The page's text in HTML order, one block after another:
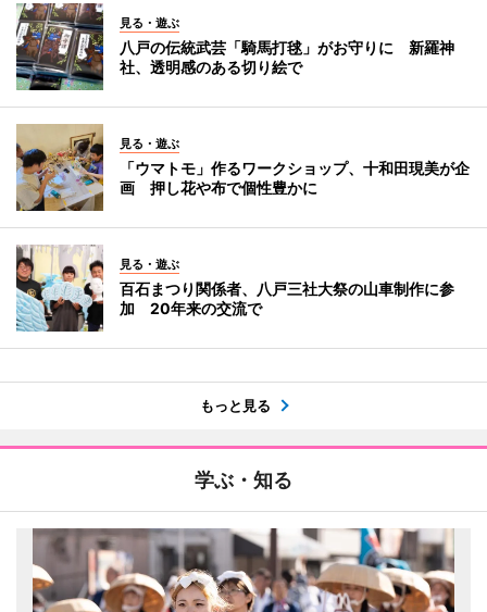
見る・遊ぶ
八戸の伝統武芸「騎馬打毬」がお守りに 新羅神
社、透明感のある切り絵で
見る・遊ぶ
「ウマトモ」作るワークショップ、十和田現美が企
画 押し花や布で個性豊かに
見る・遊ぶ
百石まつり関係者、八戸三社大祭の山車制作に参
加 20年来の交流で
もっと見る
学ぶ・知る